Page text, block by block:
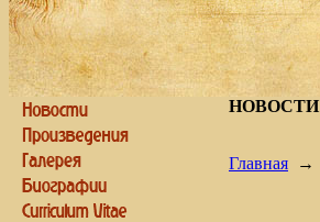
НОВОСТИ
Главная →